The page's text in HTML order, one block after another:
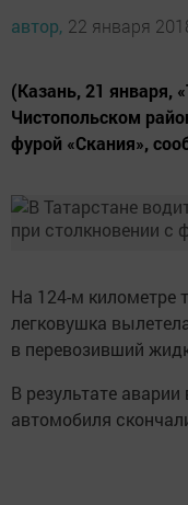
автор, 22 января
(Казань, 21 января,
Чистопольском
фурой «Скания»,
На 124-м километре
легковушка
в перевозивший
В результате
автомобиля